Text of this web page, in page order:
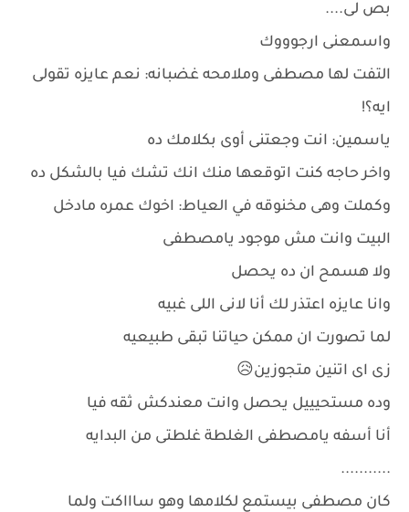
بص لى....
واسمعنى ارجوووك
التفت لها مصطفى وملامحه غضبانه: نعم عايزه تقولى
ايه؟!
ياسمين: انت وجعتنى أوى بكلامك ده
واخر حاجه كنت اتوقعها منك انك تشك فيا بالشكل ده
وكملت وهى مخنوقه في العياط: اخوك عمره مادخل
البيت وانت مش موجود يامصطفى
ولا هسمح ان ده يحصل
وانا عايزه اعتذر لك أنا لانى اللى غبيه
لما تصورت ان ممكن حياتنا تبقى طبيعيه
زى اى اتنين متجوزين😥
وده مستحيييل يحصل وانت معندكش ثقه فيا
أنا أسفه يامصطفى الغلطة غلطتى من البدايه
...........
كان مصطفى بيستمع لكلامها وهو ساااكت ولما